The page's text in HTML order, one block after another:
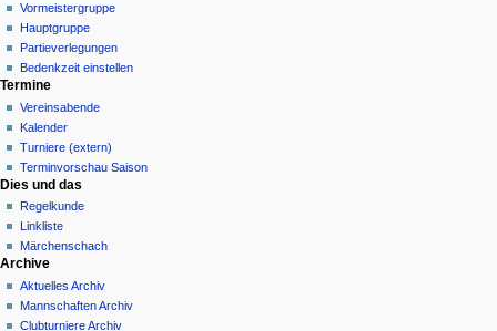
Vormeistergruppe
Hauptgruppe
Partieverlegungen
Bedenkzeit einstellen
Termine
Vereinsabende
Kalender
Turniere (extern)
Terminvorschau Saison
Dies und das
Regelkunde
Linkliste
Märchenschach
Archive
Aktuelles Archiv
Mannschaften Archiv
Clubturniere Archiv